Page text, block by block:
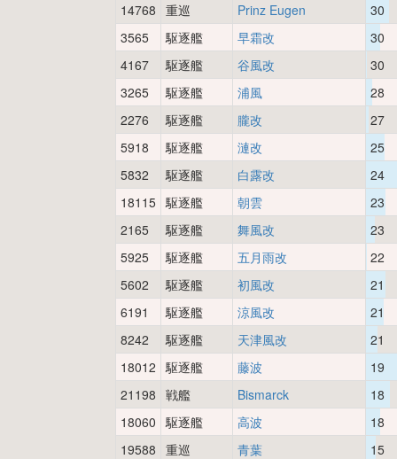
14768 重巡 Prinz Eugen
30
3565
駆逐艦 早霜改
30
4167
駆逐艦 谷風改
30
3265
駆逐艦 浦風
28
2276
駆逐艦 朧改
27
5918
駆逐艦 漣改
25
5832
駆逐艦 白露改
24
18115 駆逐艦 朝雲
23
2165
駆逐艦 舞風改
23
5925
駆逐艦 五月雨改
22
5602
駆逐艦 初風改
21
6191
駆逐艦 涼風改
21
8242
駆逐艦 天津風改
21
18012 駆逐艦 藤波
19
21198 戦艦 Bismarck
18
18060 駆逐艦 高波
18
19588 重巡 青葉
15